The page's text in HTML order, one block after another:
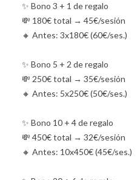
✨ Bono 3 + 1 de regalo
💸 180€ total → 45€/sesión
🔸 Antes: 3x180€ (60€/ses.)
✨ Bono 5 + 2 de regalo
💸 250€ total → 35€/sesión
🔸 Antes: 5x250€ (50€/ses.)
✨ Bono 10 + 4 de regalo
💸 450€ total → 32€/sesión
🔸 Antes: 10x450€ (45€/ses.)